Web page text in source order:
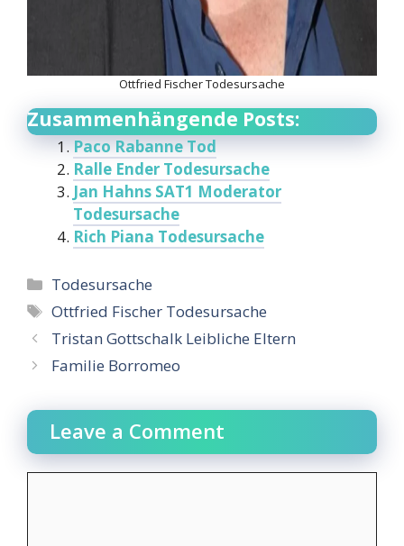
Ottfried Fischer Todesursache
Zusammenhängende Posts:
Paco Rabanne Tod
Ralle Ender Todesursache
Jan Hahns SAT1 Moderator
Todesursache
Rich Piana Todesursache
Categories
Todesursache
Tags
Ottfried Fischer Todesursache
Tristan Gottschalk Leibliche Eltern
Familie Borromeo
Leave a Comment